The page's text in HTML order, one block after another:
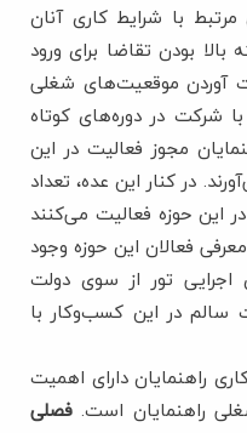
با شرایط کاری آنان
بودن تقاضا برای ورود
آوردن موقعیت‌های شغلی
با شرکت در دوره‌های کوتاه‌
مجوز فعالیت در این
در کنار این عده، تعداد
این حوزه فعالیت می‌کنند
فعالان این حوزه وجود
اجرایی تور از سوی دولت
سالم در این کسب‌وکار با
راهنمایان دارای اهمیت
راهنمایان است. فصلی